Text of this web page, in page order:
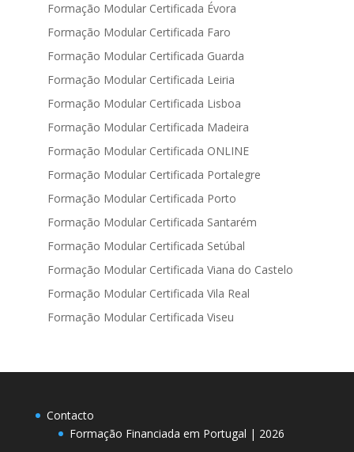
Formação Modular Certificada Évora
Formação Modular Certificada Faro
Formação Modular Certificada Guarda
Formação Modular Certificada Leiria
Formação Modular Certificada Lisboa
Formação Modular Certificada Madeira
Formação Modular Certificada ONLINE
Formação Modular Certificada Portalegre
Formação Modular Certificada Porto
Formação Modular Certificada Santarém
Formação Modular Certificada Setúbal
Formação Modular Certificada Viana do Castelo
Formação Modular Certificada Vila Real
Formação Modular Certificada Viseu
Contacto
Formação Financiada em Portugal | 2026